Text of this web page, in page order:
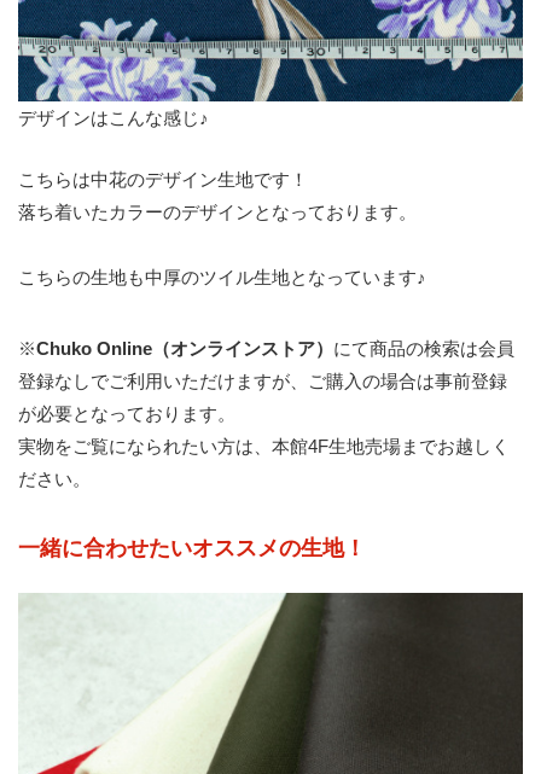
デザインはこんな感じ♪
こちらは中花のデザイン生地です！
落ち着いたカラーのデザインとなっております。
こちらの生地も中厚のツイル生地となっています♪
※Chuko Online（オンラインストア） にて商品の検索は会員
登録なしでご利用いただけますが、ご購入の場合は事前登録
が必要となっております。
実物をご覧になられたい方は、本館4F生地売場までお越しく
ださい。
一緒に合わせたいオススメの生地！